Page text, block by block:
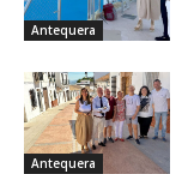
Antequera
Antequera